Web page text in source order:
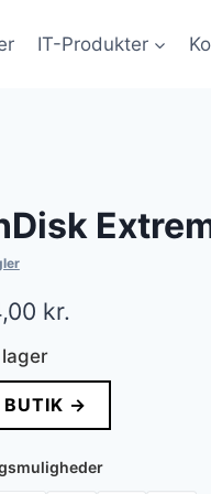
IT-Produkter
kr.
lager
BUTIK →